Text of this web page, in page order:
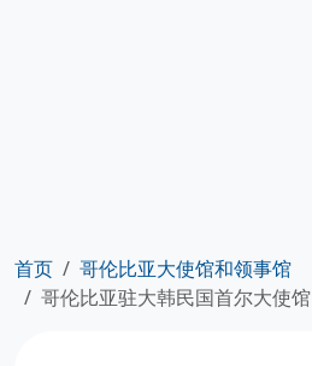
首页
哥伦比亚大使馆和领事馆
哥伦比亚驻大韩民国首尔大使馆